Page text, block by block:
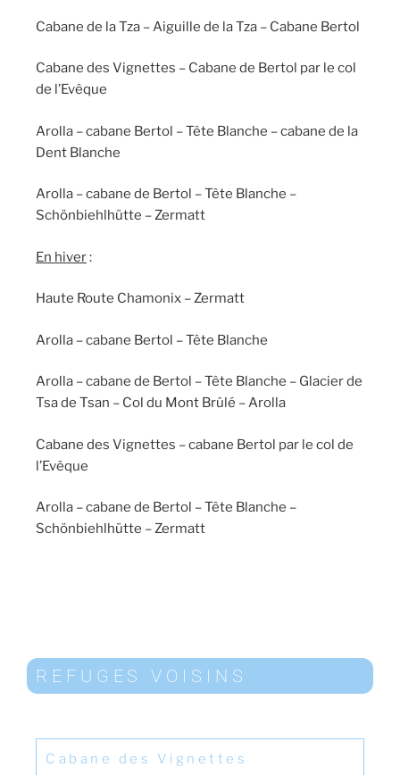
Cabane de la Tza – Aiguille de la Tza – Cabane Bertol
Cabane des Vignettes – Cabane de Bertol par le col
de l’Evêque
Arolla – cabane Bertol – Tête Blanche – cabane de la
Dent Blanche
Arolla – cabane de Bertol – Tête Blanche –
Schönbiehlhütte – Zermatt
En hiver:
Haute Route Chamonix – Zermatt
Arolla – cabane Bertol – Tête Blanche
Arolla – cabane de Bertol – Tête Blanche – Glacier de
Tsa de Tsan – Col du Mont Brûlé – Arolla
Cabane des Vignettes – cabane Bertol par le col de
l’Evêque
Arolla – cabane de Bertol – Tête Blanche –
Schönbiehlhütte – Zermatt
REFUGES VOISINS
Cabane des Vignettes